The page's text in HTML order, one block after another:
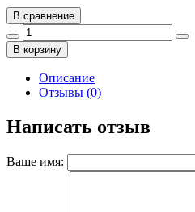
В сравнение
В корзину
Описание
Отзывы (0)
Написать отзыв
Ваше имя: